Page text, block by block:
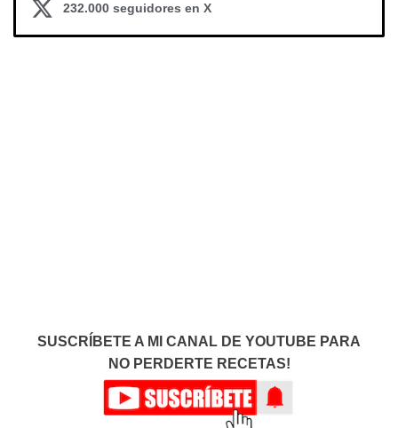
232.000 seguidores en X
SUSCRÍBETE A MI CANAL DE YOUTUBE PARA
NO PERDERTE RECETAS!